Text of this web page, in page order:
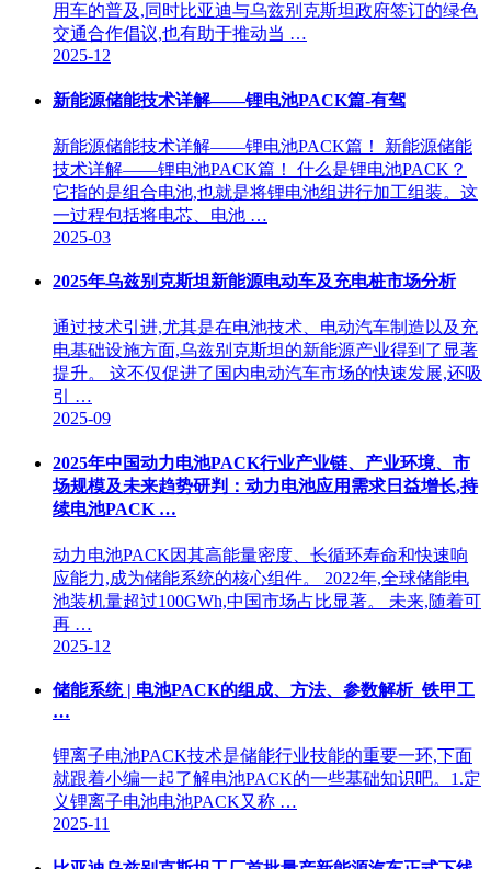
用车的普及,同时比亚迪与乌兹别克斯坦政府签订的绿色
交通合作倡议,也有助于推动当 …
2025-12
新能源储能技术详解——锂电池PACK篇-有驾
新能源储能技术详解——锂电池PACK篇！ 新能源储能
技术详解——锂电池PACK篇！ 什么是锂电池PACK？
它指的是组合电池,也就是将锂电池组进行加工组装。这
一过程包括将电芯、电池 …
2025-03
2025年乌兹别克斯坦新能源电动车及充电桩市场分析
通过技术引进,尤其是在电池技术、电动汽车制造以及充
电基础设施方面,乌兹别克斯坦的新能源产业得到了显著
提升。 这不仅促进了国内电动汽车市场的快速发展,还吸
引 …
2025-09
2025年中国动力电池PACK行业产业链、产业环境、市
场规模及未来趋势研判：动力电池应用需求日益增长,持
续电池PACK …
动力电池PACK因其高能量密度、长循环寿命和快速响
应能力,成为储能系统的核心组件。 2022年,全球储能电
池装机量超过100GWh,中国市场占比显著。 未来,随着可
再 …
2025-12
储能系统 | 电池PACK的组成、方法、参数解析_铁甲工
…
锂离子电池PACK技术是储能行业技能的重要一环,下面
就跟着小编一起了解电池PACK的一些基础知识吧。1.定
义锂离子电池电池PACK又称 …
2025-11